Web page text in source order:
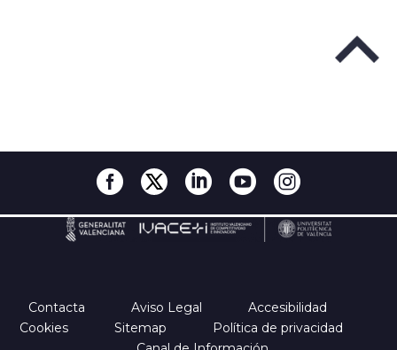
Contacta Aviso Legal
Accesibilidad
Cookies
Sitemap
Política de privacidad